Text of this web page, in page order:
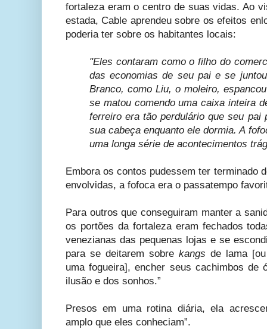
fortaleza eram o centro de suas vidas. Ao
estada, Cable aprendeu sobre os efeitos
poderia ter sobre os habitantes locais:
"Eles contaram como o filho do
das economias de seu pai e se
Branco, como Liu, o moleiro,
se matou comendo uma caixa inteira
ferreiro era tão perdulário que seu pai
sua cabeça enquanto ele dormia. A
uma longa série de acontecimentos
Embora os contos pudessem ter terminado
envolvidas, a fofoca era o passatempo
Para outros que conseguiram manter a
os portões da fortaleza eram fechados
venezianas das pequenas lojas e se
para se deitarem sobre kangs de lama
uma fogueira], encher seus cachimbos de
ilusão e dos sonhos.”
Presos em uma rotina diária, ela
amplo que eles conheciam”.